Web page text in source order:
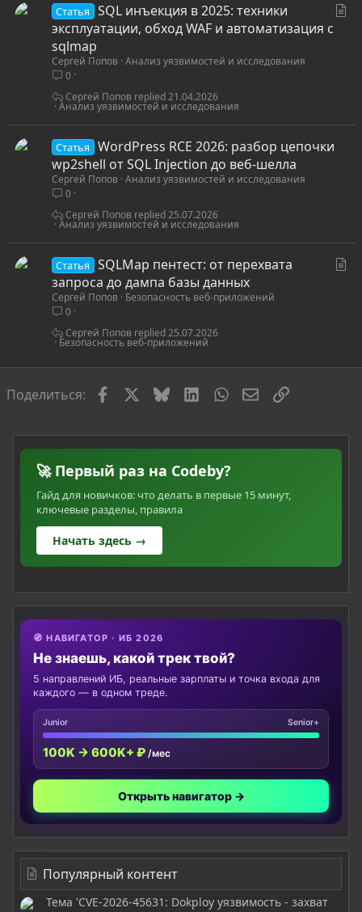
Статья
SQL инъекция в 2025: техники
эксплуатации, обход WAF и автоматизация с
sqlmap
Сергей Попов Анализ уязвимостей и исследования
0
Анализ уязвимостей и исследования
21.04.2026
Сергей Попов
Статья
WordPress RCE 2026: разбор цепочки
wp2shell от SQL Injection до веб-шелла
Сергей Попов Анализ уязвимостей и исследования
0
Анализ уязвимостей и исследования
25.07.2026
Сергей Попов
Статья
SQLMap пентест: от перехвата
запроса до дампа базы данных
Сергей Попов Безопасность веб-приложений
0
Безопасность веб-приложений
25.07.2026
Сергей Попов
Поделиться: FacebookBlueskyLinkedInWhatsAppЭлектронная
Ссылка
🚀 Первый раз на Codeby?
Гайд для новичков: что делать в первые 15 минут,
ключевые разделы, правила
Начать здесь →
🧭 НАВИГАТОР · ИБ 2026
Не знаешь, какой трек твой?
5 направлений ИБ, реальные зарплаты и точка входа для
каждого — в одном треде.
Junior Senior+
100K → 600K+ ₽ /мес
Открыть навигатор →
Популярный контент
Тема 'CVE-2026-45631: Dokploy уязвимость - захват